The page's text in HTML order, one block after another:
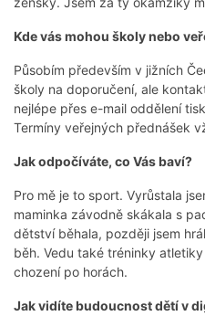
Kde vás mohou školy nebo
Působím především v jižních
školy na doporučení, ale
nejlépe přes e-mail oddělení
Termíny veřejných přednášek
Jak odpočíváte, co Vás baví?
Pro mě je to sport. Vyrůstala
maminka závodně skákala s
dětství běhala, později jsem
běh. Vedu také tréninky
chození po horách.
Jak vidíte budoucnost dětí v